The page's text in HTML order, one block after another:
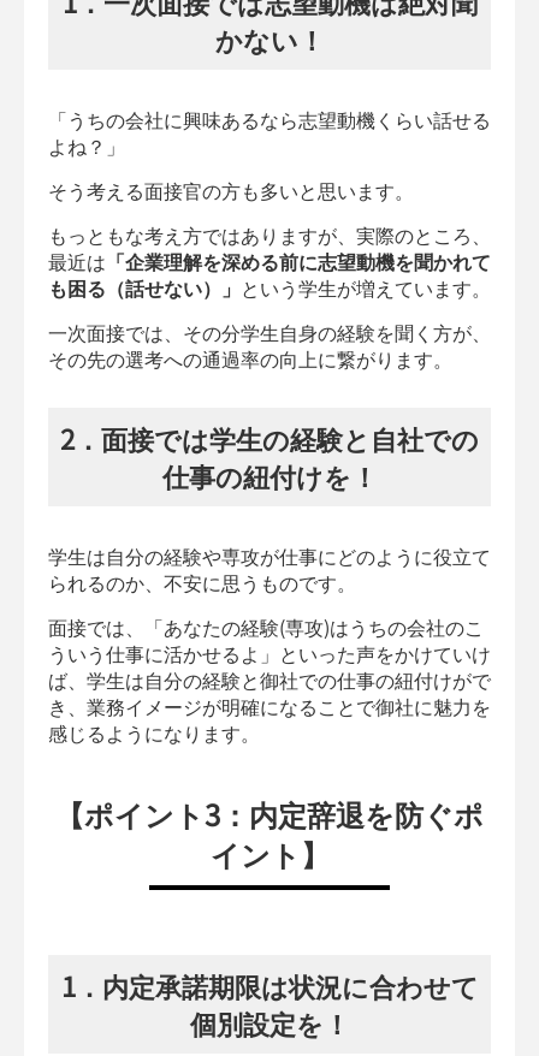
かない！
「うちの会社に興味あるなら志望動機くらい話せる
よね？」
そう考える面接官の方も多いと思います。
もっともな考え方ではありますが、実際のところ、
最近は 「企業理解を深める前に志望動機を聞かれて
も困る（話せない）」 という学生が増えています。
一次面接では、その分学生自身の経験を聞く方が、
その先の選考への通過率の向上に繋がります。
2．面接では学生の経験と自社での
仕事の紐付けを！
学生は自分の経験や専攻が仕事にどのように役立て
られるのか、不安に思うものです。
面接では、「あなたの経験(専攻)はうちの会社のこ
ういう仕事に活かせるよ」といった声をかけていけ
ば、学生は自分の経験と御社での仕事の紐付けがで
き、業務イメージが明確になることで御社に魅力を
感じるようになります。
【ポイント3：内定辞退を防ぐポ
イント】
1．内定承諾期限は状況に合わせて
個別設定を！